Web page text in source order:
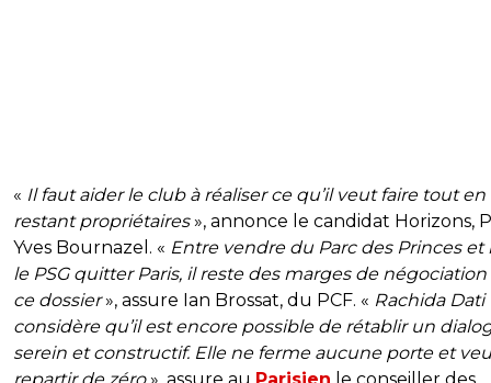
« Il faut aider le club à réaliser ce qu’il veut faire tout en
restant propriétaires», annonce le candidat Horizons,
Yves Bournazel. « Entre vendre du Parc des Princes et
le PSG quitter Paris, il reste des marges de négociation
ce dossier», assure Ian Brossat, du PCF. « Rachida Dati
considère qu’il est encore possible de rétablir un
serein et constructif. Elle ne ferme aucune porte et